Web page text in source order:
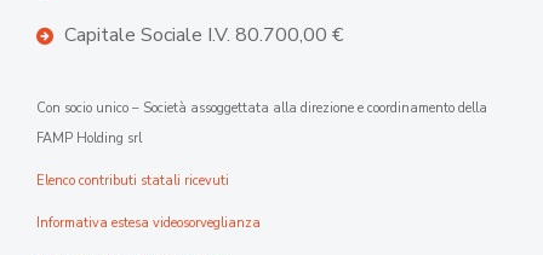
Capitale Sociale I.V. 80.700,00 €
Con socio unico – Società assoggettata alla direzione e coordinamento della
FAMP Holding srl
Elenco contributi statali ricevuti
Informativa estesa videosorveglianza